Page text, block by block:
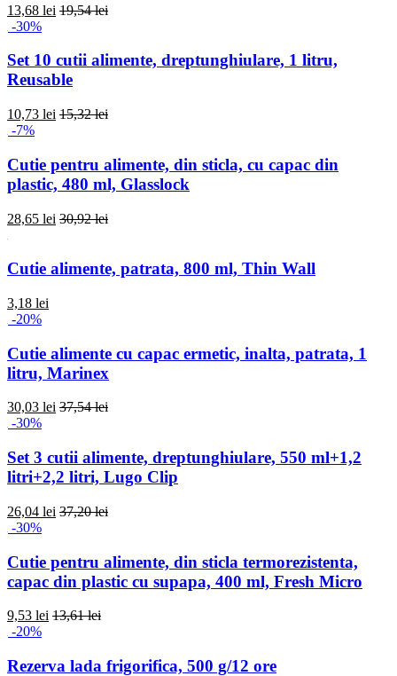
13,68 lei 19,54 lei
-30%
Set 10 cutii alimente, dreptunghiulare, 1 litru,
Reusable
10,73 lei 15,32 lei
-7%
Cutie pentru alimente, din sticla, cu capac din
plastic, 480 ml, Glasslock
28,65 lei 30,92 lei
Cutie alimente, patrata, 800 ml, Thin Wall
3,18 lei
-20%
Cutie alimente cu capac ermetic, inalta, patrata, 1
litru, Marinex
30,03 lei 37,54 lei
-30%
Set 3 cutii alimente, dreptunghiulare, 550 ml+1,2
litri+2,2 litri, Lugo Clip
26,04 lei 37,20 lei
-30%
Cutie pentru alimente, din sticla termorezistenta,
capac din plastic cu supapa, 400 ml, Fresh Micro
9,53 lei 13,61 lei
-20%
Rezerva lada frigorifica, 500 g/12 ore